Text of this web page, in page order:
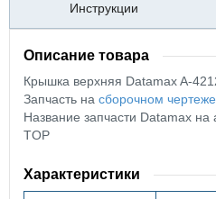
Инструкции
Описание товара
Крышка верхняя Datamax A-
Запчасть на сборочном чертеже
Название запчасти Datamax на
TOP
Характеристики